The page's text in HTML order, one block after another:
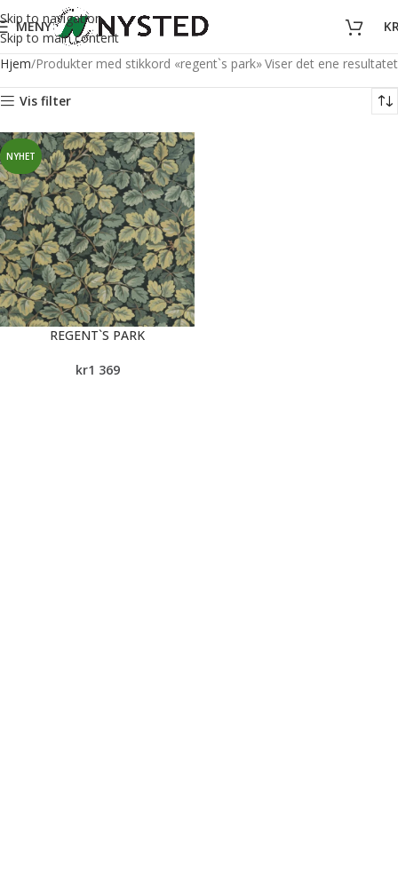
Skip to navigation
Skip to main content
MENY
Hjem Produkter med stikkord «regent`s park»Viser det ene resultatet
Vis filter
NYHET
REGENT`S PARK
kr1 369